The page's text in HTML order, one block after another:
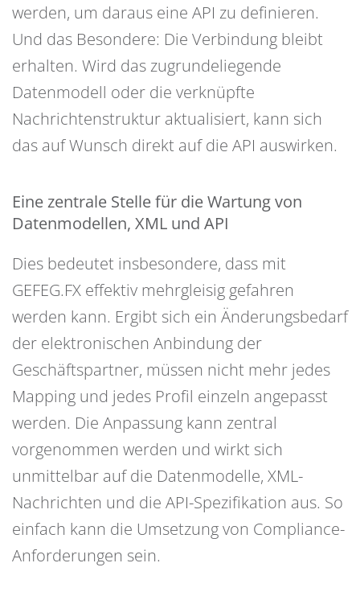
werden, um daraus eine API zu definieren.
Und das Besondere: Die Verbindung bleibt
erhalten. Wird das zugrundeliegende
Datenmodell oder die verknüpfte
Nachrichtenstruktur aktualisiert, kann sich
das auf Wunsch direkt auf die API auswirken.
Eine zentrale Stelle für die Wartung von
Datenmodellen, XML und API
Dies bedeutet insbesondere, dass mit
GEFEG.FX effektiv mehrgleisig gefahren
werden kann. Ergibt sich ein Änderungsbedarf
der elektronischen Anbindung der
Geschäftspartner, müssen nicht mehr jedes
Mapping und jedes Profil einzeln angepasst
werden. Die Anpassung kann zentral
vorgenommen werden und wirkt sich
unmittelbar auf die Datenmodelle, XML-
Nachrichten und die API-Spezifikation aus. So
einfach kann die Umsetzung von Compliance-
Anforderungen sein.